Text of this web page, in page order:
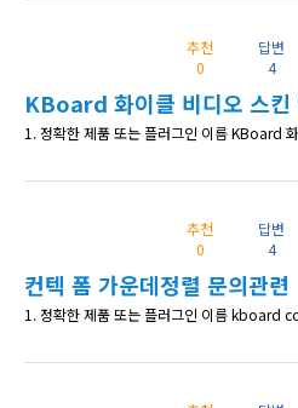
추천
0
답변
4
추천
0
답변
4
컨텍 폼 가운데정렬 문의관련